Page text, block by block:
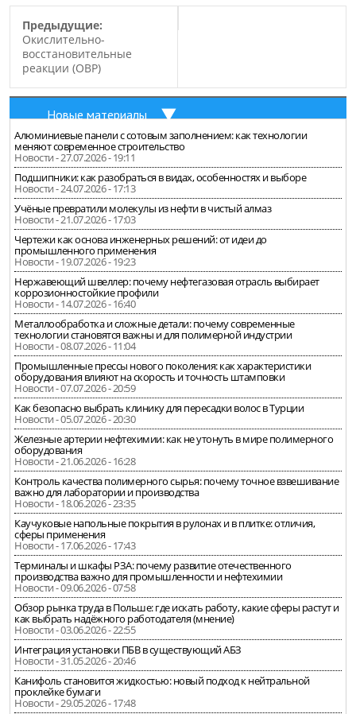
Предыдущие:
Окислительно-
восстановительные
реакции (ОВР)
Новые материалы
Алюминиевые панели с сотовым заполнением: как технологии
меняют современное строительство
Новости - 27.07.2026 - 19:11
Подшипники: как разобраться в видах, особенностях и выборе
Новости - 24.07.2026 - 17:13
Учёные превратили молекулы из нефти в чистый алмаз
Новости - 21.07.2026 - 17:03
Чертежи как основа инженерных решений: от идеи до
промышленного применения
Новости - 19.07.2026 - 19:23
Нержавеющий швеллер: почему нефтегазовая отрасль выбирает
коррозионностойкие профили
Новости - 14.07.2026 - 16:40
Металлообработка и сложные детали: почему современные
технологии становятся важны и для полимерной индустрии
Новости - 08.07.2026 - 11:04
Промышленные прессы нового поколения: как характеристики
оборудования влияют на скорость и точность штамповки
Новости - 07.07.2026 - 20:59
Как безопасно выбрать клинику для пересадки волос в Турции
Новости - 05.07.2026 - 20:30
Железные артерии нефтехимии: как не утонуть в мире полимерного
оборудования
Новости - 21.06.2026 - 16:28
Контроль качества полимерного сырья: почему точное взвешивание
важно для лаборатории и производства
Новости - 18.06.2026 - 23:35
Каучуковые напольные покрытия в рулонах и в плитке: отличия,
сферы применения
Новости - 17.06.2026 - 17:43
Терминалы и шкафы РЗА: почему развитие отечественного
производства важно для промышленности и нефтехимии
Новости - 09.06.2026 - 07:58
Обзор рынка труда в Польше: где искать работу, какие сферы растут и
как выбрать надёжного работодателя (мнение)
Новости - 03.06.2026 - 22:55
Интеграция установки ПБВ в существующий АБЗ
Новости - 31.05.2026 - 20:46
Канифоль становится жидкостью: новый подход к нейтральной
проклейке бумаги
Новости - 29.05.2026 - 17:48